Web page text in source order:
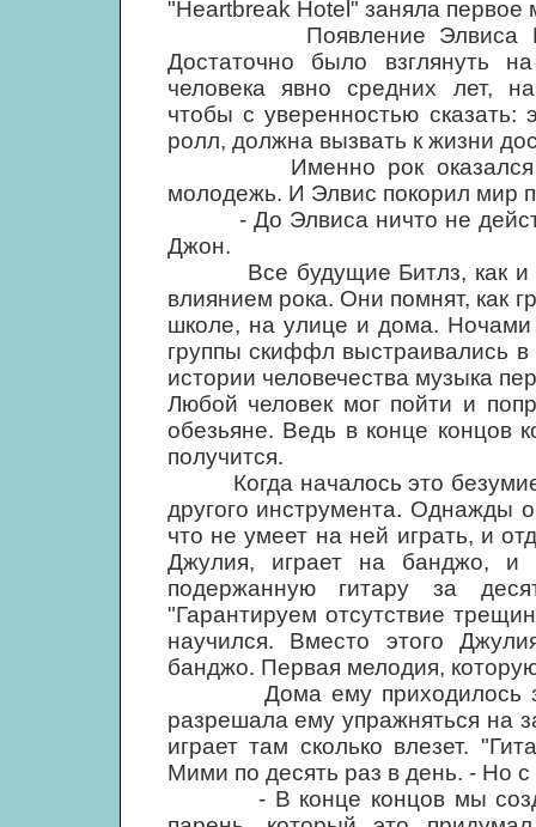
"Heartbreak Hotel" заняла первое
Появление Элвиса
Достаточно было взглянуть
человека явно средних лет,
чтобы с уверенностью
ролл, должна вызвать к жизни
Именно рок оказался той
молодежь. И Элвис покорил мир
- До Элвиса ничто не
Джон.
Все будущие Битлз, как и
влиянием рока. Они помнят, как
школе, на улице и дома. Ночами
группы скиффл выстраивались
истории человечества музыка
Любой человек мог пойти и
обезьяне. Ведь в конце концов
получится.
Когда началось это
другого инструмента. Однажды
что не умеет на ней играть, и
Джулия, играет на банджо, и
подержанную гитару за
"Гарантируем отсутствие
научился. Вместо этого
банджо. Первая мелодия,
Дома ему приходилось
разрешала ему упражняться на
играет там сколько влезет.
Мими по десять раз в день. - Но
- В конце концов мы